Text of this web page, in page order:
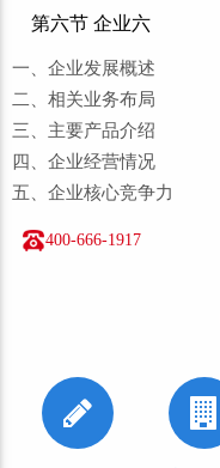
第六节 企业六
一、企业发展概述
二、相关业务布局
三、主要产品介绍
四、企业经营情况
五、企业核心竞争力
400-666-1917